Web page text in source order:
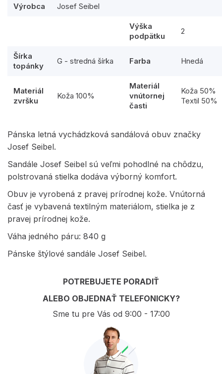
Výrobca Josef Seibel
Výška
podpätku
2
Šírka
topánky
G - stredná šírka Farba Hnedá
Materiál
zvršku
Koža 100%
Materiál
vnútornej
časti
Koža 50%
Textil 50%
Pánska letná vychádzková sandálová obuv značky
Josef Seibel.
Sandále Josef Seibel sú veľmi pohodlné na chôdzu,
polstrovaná stielka dodáva výborný komfort.
Obuv je vyrobená z pravej prírodnej kože. Vnútorná
časť je vybavená textilným materiálom, stielka je z
pravej prírodnej kože.
Váha jedného páru: 840 g
Pánske štýlové sandále Josef Seibel.
POTREBUJETE PORADIŤ
ALEBO OBJEDNAŤ TELEFONICKY?
Sme tu pre Vás od 9:00 - 17:00